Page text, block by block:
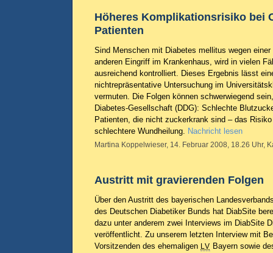
Höheres Komplikationsrisiko bei
Patienten
Sind Menschen mit Diabetes mellitus wegen einer
anderen Eingriff im Krankenhaus, wird in vielen
ausreichend kontrolliert. Dieses Ergebnis lässt
nichtrepräsentative Untersuchung im
vermuten. Die Folgen können schwerwiegend
Diabetes-Gesellschaft (DDG): Schlechte
Patienten, die nicht zuckerkrank sind – das
schlechtere Wundheilung. Nachricht lesen
Martina Koppelwieser, 14. Februar 2008, 18.26 Uhr,
Austritt mit gravierenden Folgen
Über den Austritt des bayerischen
des Deutschen Diabetiker Bunds hat DiabSite
dazu unter anderem zwei Interviews im DiabSite
veröffentlicht. Zu unserem letzten Interview mit
Vorsitzenden des ehemaligen LV Bayern sowie